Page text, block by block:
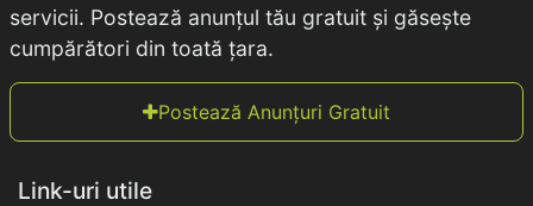
servicii. Postează anunțul tău gratuit și găsește
cumpărători din toată țara.
Postează Anunțuri Gratuit
Link-uri utile